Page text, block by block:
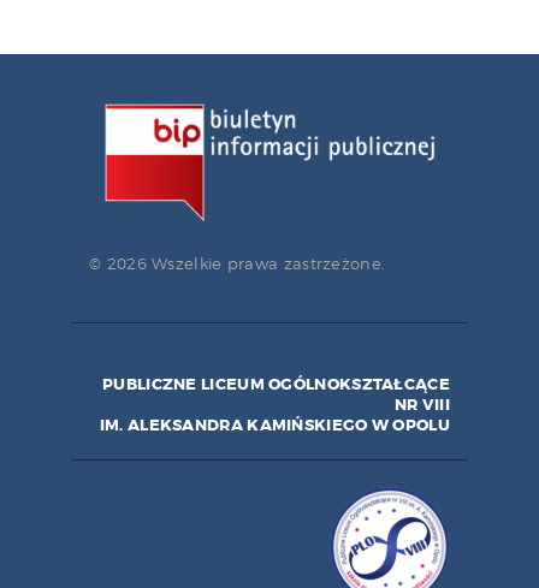
© 2026 Wszelkie prawa zastrzeżone.
PUBLICZNE LICEUM OGÓLNOKSZTAŁCĄCE
NR VIII
IM. ALEKSANDRA KAMIŃSKIEGO W OPOLU